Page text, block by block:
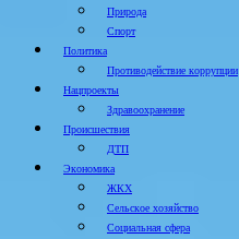
Природа
Спорт
Политика
Противодействие коррупции
Нацпроекты
Здравоохранение
Происшествия
ДТП
Экономика
ЖКХ
Сельское хозяйство
Социальная сфера